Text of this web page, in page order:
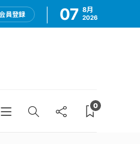
員登録 07 8月
2026
0